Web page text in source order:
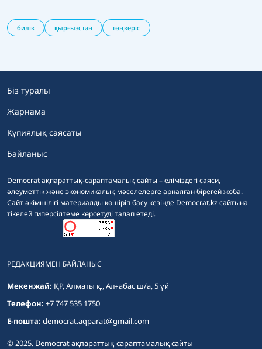
билік қырғызстан төңкеріс
Democrat ақпараттық-сараптамалық сайты – еліміздегі саяси,
әлеуметтік және экономикалық мәселелерге арналған бірегей жоба.
Сайт әкімшілігі материалды көшіріп басу кезінде Democrat.kz сайтына
тікелей гиперсілтеме көрсетуді талап етеді.
Біз туралы
Жарнама
Құпиялық саясаты
Байланыс
РЕДАКЦИЯМЕН БАЙЛАНЫС
Мекенжай: ҚР, Алматы қ., Алғабас ш/а, 5 үй
Телефон: +7 747 535 1750
E-пошта: democrat.aqparat@gmail.com
© 2025. Democrat ақпараттық-сараптамалық сайты